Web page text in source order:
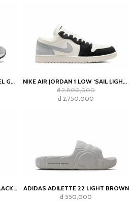
NEW BALANCE 2002RST 'STEEL GREY'
NIKE AIR JORDAN 1 LOW ‘SAIL LIGHT SMOKE GREY’
đ 2,800,000
đ 2,750,000
CONIC NAIVE TRUCKER HAT BLACK GREEN
ADIDAS ADILETTE 22 LIGHT BROWN
đ 550,000